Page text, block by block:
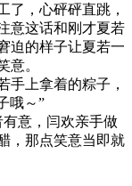
了，心砰砰直跳，
意这话和刚才夏若
迫的样子让夏若一
意。
手上拿着的粽子，
哦～”
意，闫欢亲手做
，那点笑意当即就